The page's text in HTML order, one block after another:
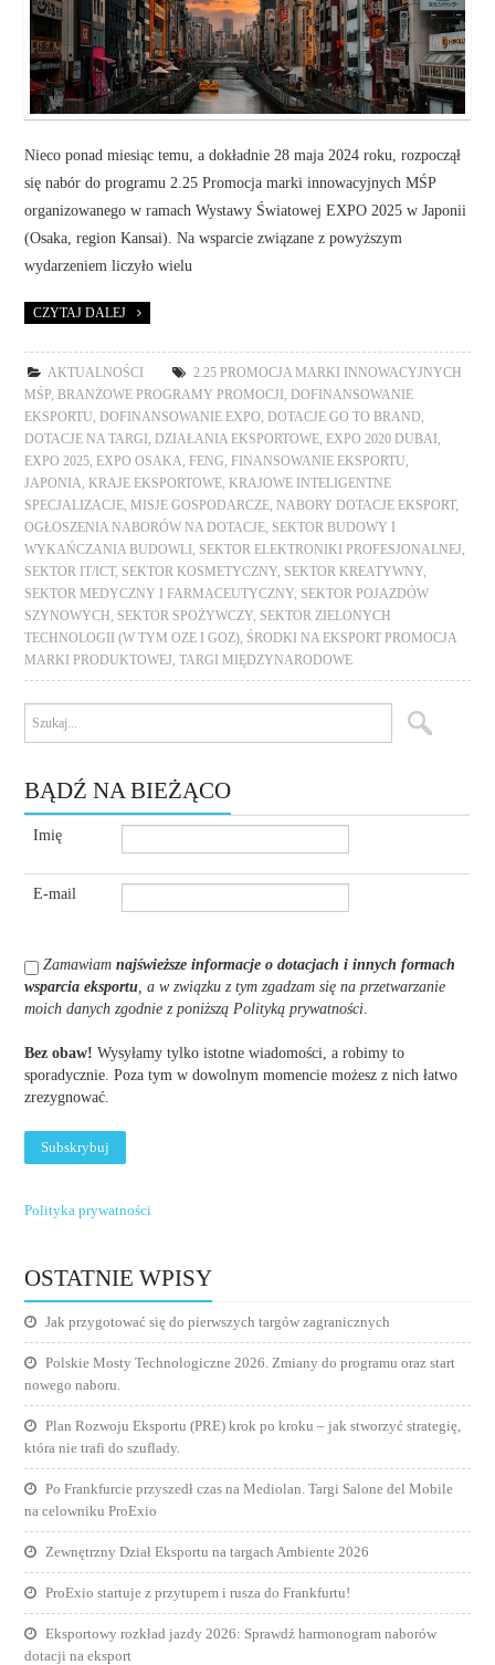
Nieco ponad miesiąc temu, a dokładnie 28 maja 2024 roku, rozpoczął
się nabór do programu 2.25 Promocja marki innowacyjnych MŚP
organizowanego w ramach Wystawy Światowej EXPO 2025 w Japonii
(Osaka, region Kansai). Na wsparcie związane z powyższym
wydarzeniem liczyło wielu
CZYTAJ DALEJ
AKTUALNOŚCI
2.25 PROMOCJA MARKI INNOWACYJNYCH
MŚP ,BRANŻOWE PROGRAMY PROMOCJI ,DOFINANSOWANIE
EKSPORTU ,DOFINANSOWANIE EXPO ,DOTACJE GO TO BRAND
DOTACJE NA TARGI
,DZIAŁANIA EKSPORTOWE ,EXPO 2020 DUBAI
EXPO 2025 ,EXPO OSAKA ,FENG ,FINANSOWANIE EKSPORTU
JAPONIA ,KRAJE EKSPORTOWE ,KRAJOWE INTELIGENTNE
SPECJALIZACJE ,MISJE GOSPODARCZE ,NABORY DOTACJE EKSPORT,
OGŁOSZENIA NABORÓW NA DOTACJE SEKTOR BUDOWY I
WYKAŃCZANIA BUDOWLI
SEKTOR ELEKTRONIKI PROFESJONALNEJ
SEKTOR IT/ICT, SEKTOR KOSMETYCZNY SEKTOR KREATYWNY
SEKTOR MEDYCZNY I FARMACEUTYCZNY SEKTOR POJAZDÓW
SZYNOWYCH
SEKTOR SPOŻYWCZY SEKTOR ZIELONYCH
TECHNOLOGII (W TYM OZE I GOZ) ŚRODKI NA EKSPORT PROMOCJA
MARKI PRODUKTOWEJ ,TARGI MIĘDZYNARODOWE
BĄDŹ NA BIEŻĄCO
Imię
E-mail
Zamawiamnajświeższe informacje o dotacjach i innych formach
wsparcia eksportu , a w związku z tym zgadzam się na przetwarzanie
moich danych zgodnie z poniższą Polityką prywatności
Bez obaw! Wysyłamy tylko istotne wiadomości, a robimy to
sporadycznie. Poza tym w dowolnym momencie możesz z nich łatwo
zrezygnować.
Polityka prywatności
OSTATNIE WPISY
Jak przygotować się do pierwszych targów zagranicznych
Polskie Mosty Technologiczne 2026. Zmiany do programu oraz start
nowego naboru.
Plan Rozwoju Eksportu (PRE) krok po kroku – jak stworzyć strategię,
która nie trafi do szuflady.
Po Frankfurcie przyszedł czas na Mediolan. Targi Salone del Mobile
na celowniku ProExio
Zewnętrzny Dział Eksportu na targach Ambiente 2026
ProExio startuje z przytupem i rusza do Frankfurtu!
Eksportowy rozkład jazdy 2026: Sprawdź harmonogram naborów
dotacji na eksport